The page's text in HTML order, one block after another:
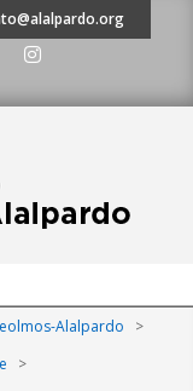
Alalpardo
>
>